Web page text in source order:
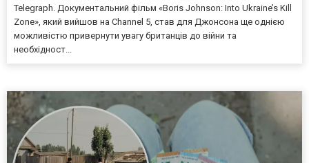
Telegraph. Документальний фільм «Boris Johnson: Into Ukraine’s Kill
Zone», який вийшов на Channel 5, став для Джонсона ще однією
можливістю привернути увагу британців до війни та
необхідност...